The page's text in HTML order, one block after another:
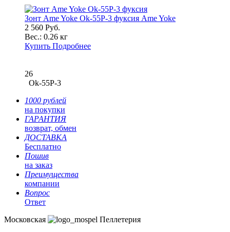
Зонт Ame Yoke Ok-55P-3 фуксия Ame Yoke
2 560 Руб.
Вес.: 0.26 кг
Купить Подробнее
26
Ok-55P-3
1000 рублей
на покупки
ГАРАНТИЯ
возврат, обмен
ДОСТАВКА
Бесплатно
Пошив
на заказ
Преимущества
компании
Вопрос
Ответ
Московская
Пеллетерия